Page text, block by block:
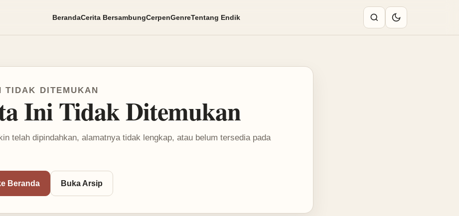
BerandaCerita BersambungCerpenGenreTentang Endik
TIDAK DITEMUKAN
Ini Tidak Ditemukan
telah dipindahkan, alamatnya tidak lengkap, atau belum tersedia pada
Beranda Buka Arsip